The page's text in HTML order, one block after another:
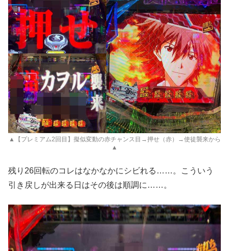
▲【プレミアム2回目】擬似変動の赤チャンス目→押せ（赤）→使徒襲来から
▲
残り26回転のコレはなかなかにシビれる……。こういう
引き戻しが出来る日はその後は順調に……。